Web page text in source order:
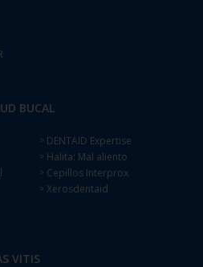
BUCAL
> DENTAID Expertise
> Halita: Mal aliento
> Cepillos Interprox
> Xerosdentaid
VITIS